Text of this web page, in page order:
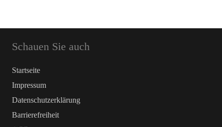
Schauen Sie auch
Startseite
Impressum
Datenschutz­erklärung
Barrierefreiheit